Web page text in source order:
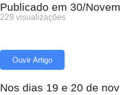
Publicado em 30/
229 visualizações
Ouvir Artigo
Nos dias 19 e 20 de